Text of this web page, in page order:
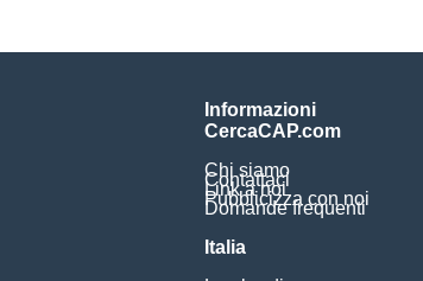
Informazioni
CercaCAP.com
Chi siamo
Contattaci
Link a noi
Pubblicizza con noi
Domande frequenti
Italia